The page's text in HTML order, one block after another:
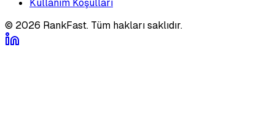
Kullanım Koşulları
© 2026 RankFast. Tüm hakları saklıdır.